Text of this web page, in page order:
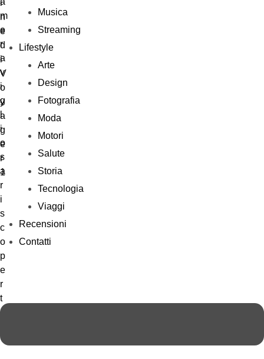
Musica
Streaming
Lifestyle
Arte
Design
Fotografia
Moda
Motori
Salute
Storia
Tecnologia
Viaggi
Recensioni
Contatti